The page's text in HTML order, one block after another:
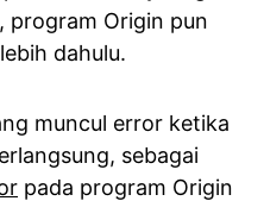
program Origin pun
dahulu.
muncul error ketika
sebagai
pada program Origin